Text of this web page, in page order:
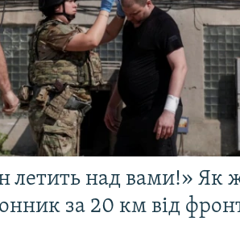
летить над вами!» Як
за 20 км від